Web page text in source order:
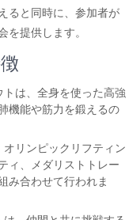
ると同時に、参加者が
を提供します。
は、全身を使った高強
機能や筋力を鍛えるの
リンピックリフティン
ィ、メダリストトレー
み合わせて行われま